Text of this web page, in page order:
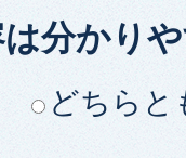
分かり
どちらと